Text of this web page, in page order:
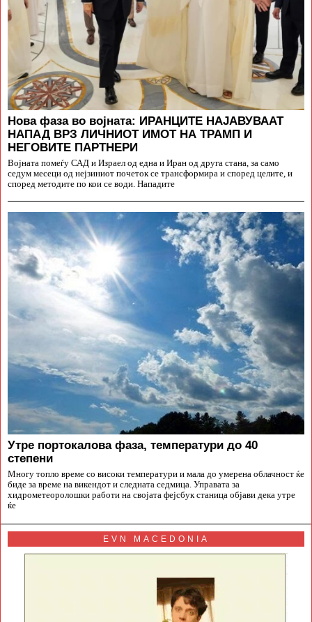
Нова фаза во војната: ИРАНЦИТЕ НАЈАВУВААТ
НАПАД ВРЗ ЛИЧНИОТ ИМОТ НА ТРАМП И
НЕГОВИТЕ ПАРТНЕРИ
Војната помеѓу САД и Израел од една и Иран од друга стана, за само
седум месеци од нејзиниот почеток се трансформира и според целите, и
според методите по кои се води. Нападите
Утре портокалова фаза, температури до 40
степени
Многу топло време со високи температури и мала до умерена облачност ќе
биде за време на викендот и следната седмица. Управата за
хидрометеоролошки работи на својата фејсбук станица објави дека утре
ќе
EVN MACEDONIA